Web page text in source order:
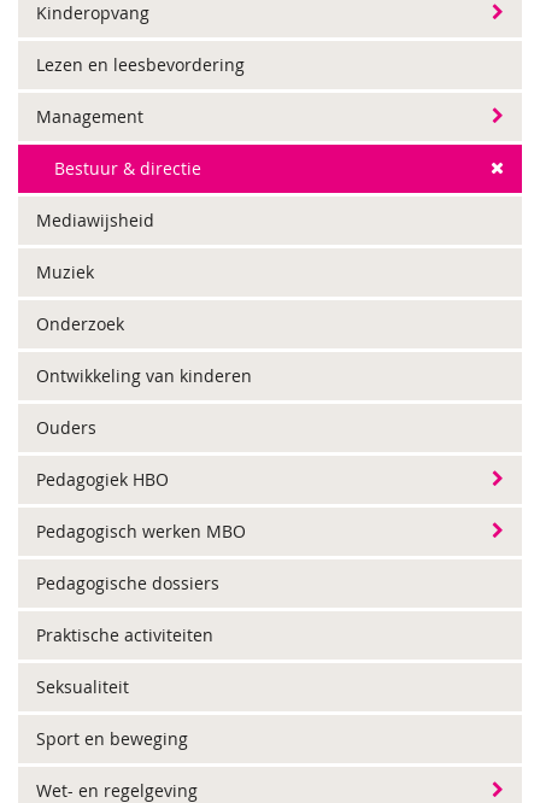
Kinderopvang
Lezen en leesbevordering
Management
Bestuur & directie
Mediawijsheid
Muziek
Onderzoek
Ontwikkeling van kinderen
Ouders
Pedagogiek HBO
Pedagogisch werken MBO
Pedagogische dossiers
Praktische activiteiten
Seksualiteit
Sport en beweging
Wet- en regelgeving